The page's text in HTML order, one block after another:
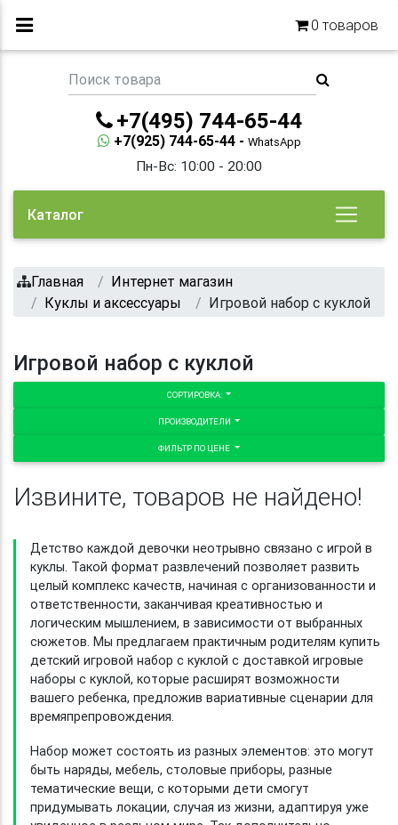
0 товаров
+7(495) 744-65-44
+7(925) 744-65-44 - WhatsApp
Пн-Вс: 10:00 - 20:00
Каталог
Главная
Интернет магазин
Куклы и аксессуары
Игровой набор с куклой
Игровой набор с куклой
СОРТИРОВКА:
ПРОИЗВОДИТЕЛИ
ФИЛЬТР ПО ЦЕНЕ
Извините, товаров не найдено!
Детство каждой девочки неотрывно связано с игрой в
куклы. Такой формат развлечений позволяет развить
целый комплекс качеств, начиная с организованности и
ответственности, заканчивая креативностью и
логическим мышлением, в зависимости от выбранных
сюжетов. Мы предлагаем практичным родителям купить
детский игровой набор с куклой с доставкой игровые
наборы с куклой, которые расширят возможности
вашего ребенка, предложив вариативные сценарии для
времяпрепровождения.
Набор может состоять из разных элементов: это могут
быть наряды, мебель, столовые приборы, разные
тематические вещи, с которыми дети смогут
придумывать локации, случая из жизни, адаптируя уже